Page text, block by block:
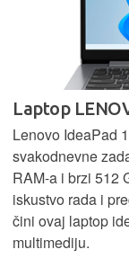
Laptop
Lenovo IdeaPad
svakodnevne
RAM-a i brzi 512
iskustvo rada i
čini ovaj laptop
multimediju.